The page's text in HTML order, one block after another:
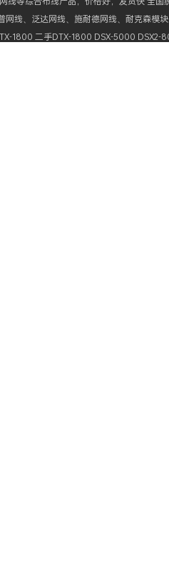
网线、 泛达网线、 施耐德网线、 耐克森模块
1800 二手DTX-1800 DSX-5000 DSX2-